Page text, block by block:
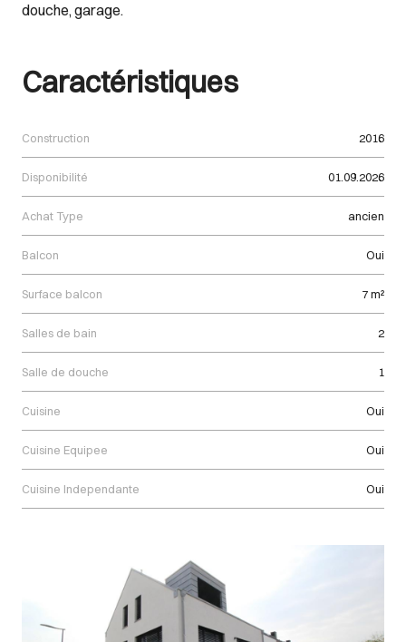
douche, garage.
Caractéristiques
Construction 2016
Disponibilité 01.09.2026
Achat Type ancien
Balcon Oui
Surface balcon 7 m²
Salles de bain 2
Salle de douche 1
Cuisine Oui
Cuisine Equipee Oui
Cuisine Independante Oui